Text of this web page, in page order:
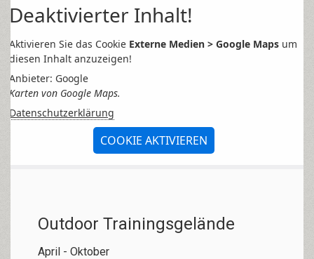
Deaktivierter Inhalt!
Aktivieren Sie das Cookie Externe Medien > Google Maps um
diesen Inhalt anzuzeigen!
Anbieter: Google
Karten von Google Maps.
Datenschutzerklärung
COOKIE AKTIVIEREN
Outdoor Trainingsgelände
April - Oktober